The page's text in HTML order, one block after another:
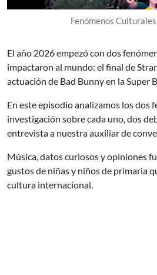
Fenómenos
El año 2026 empezó con dos
impactaron al mundo: el final de
actuación de Bad Bunny en la Super
En este episodio analizamos los dos
investigación sobre cada uno, dos
entrevista a nuestra auxiliar de
Música, datos curiosos y opiniones
gustos de niñas y niños de primaria
cultura internacional.